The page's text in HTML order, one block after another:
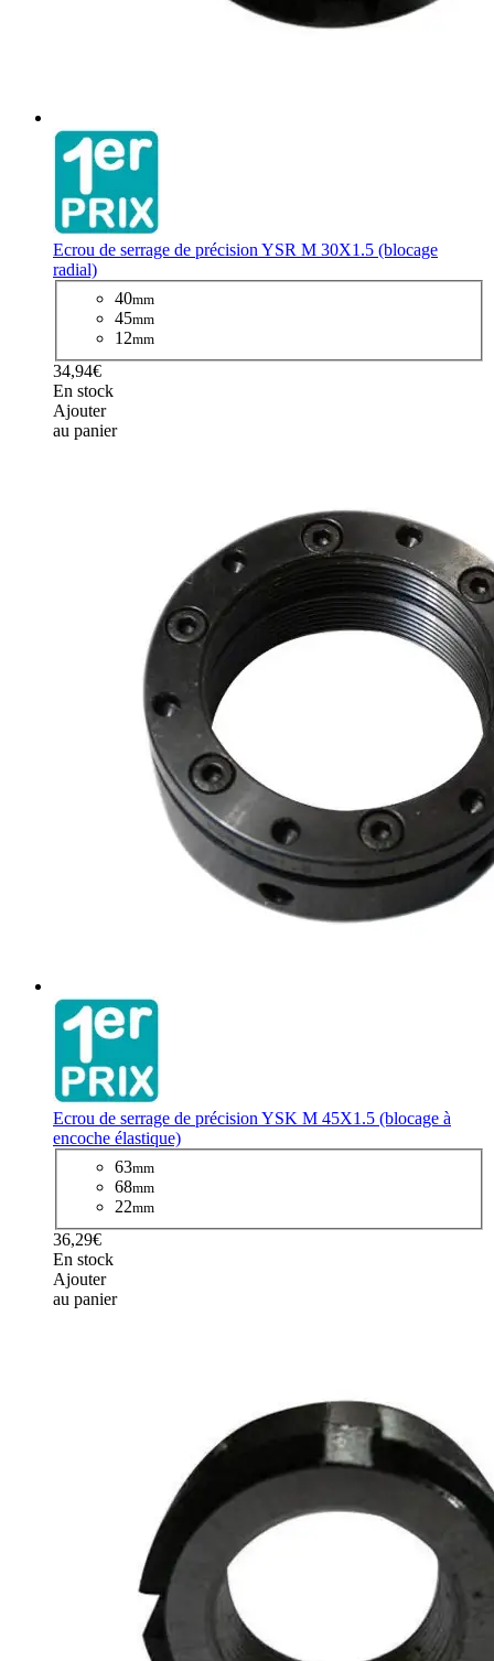
Ecrou de serrage de précision YSR M 30X1.5 (blocage
radial)
40mm
45mm
12mm
34,94€
En stock
Ajouter
au panier
Ecrou de serrage de précision YSK M 45X1.5 (blocage à
encoche élastique)
63mm
68mm
22mm
36,29€
En stock
Ajouter
au panier